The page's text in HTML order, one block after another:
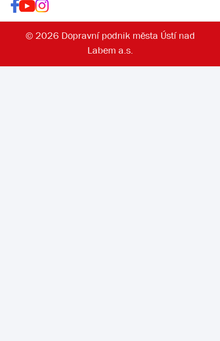
© 2026 Dopravní podnik města Ústí nad
Labem a.s.